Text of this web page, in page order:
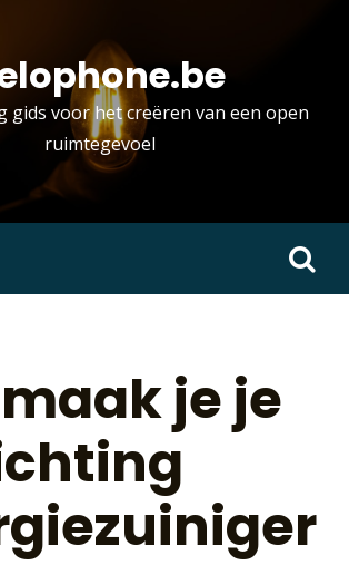
gids voor het creëren van een open
ruimtegevoel
Zoeken
naar:
je je